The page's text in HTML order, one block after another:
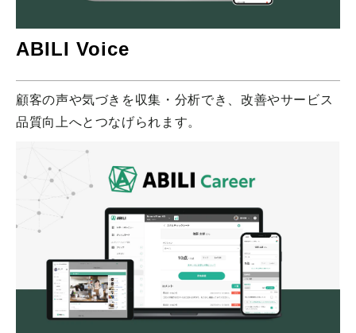
ABILI Voice
顧客の声や気づきを収集・分析でき、改善やサービス
品質向上へとつなげられます。